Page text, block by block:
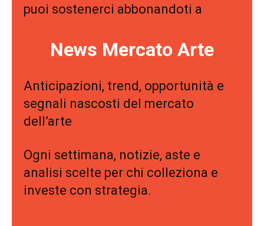
puoi sostenerci abbonandoti a
News Mercato Arte
Anticipazioni, trend, opportunità e
segnali nascosti del mercato
dell’arte
Ogni settimana, notizie, aste e
analisi scelte per chi colleziona e
investe con strategia.